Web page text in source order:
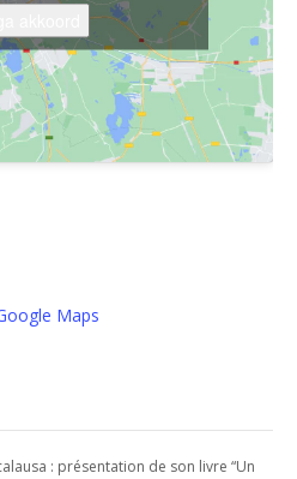
Maps
: présentation de son livre “Un